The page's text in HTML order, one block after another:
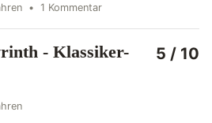
• 1 Kommentar
- Klassiker-
5 / 10